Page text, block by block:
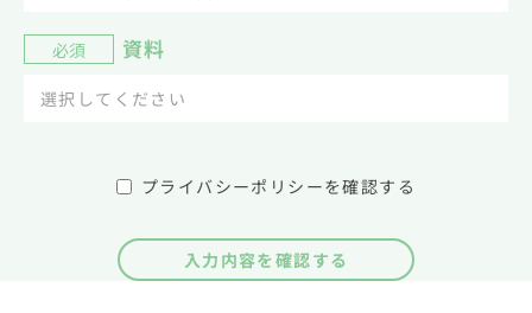
必須 資料
プライバシーポリシーを確認する